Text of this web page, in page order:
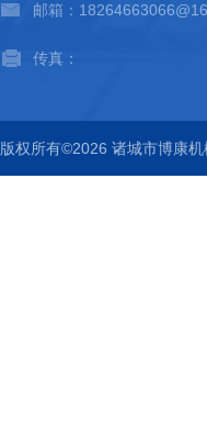
邮箱：
传真：
版权所有©2026 诸城市博康